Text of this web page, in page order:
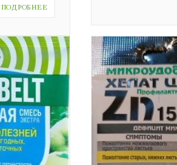
ПОДРОБНЕЕ